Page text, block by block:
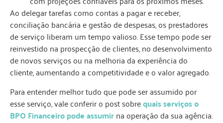
Ao delegar tarefas como contas a pagar e receber,
conciliação bancária e gestão de despesas, os prestadores
de serviço liberam um tempo valioso. Esse tempo pode ser
reinvestido na prospecção de clientes, no desenvolvimento
de novos serviços ou na melhoria da experiência do
cliente, aumentando a competitividade e o valor agregado.
Para entender melhor tudo que pode ser assumido por
esse serviço, vale conferir o post sobrequais serviços o
BPO Financeiro pode assumirna operação da sua agência.